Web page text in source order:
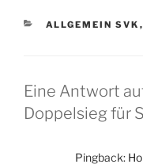
KATEGORIEN
ALLGEMEIN SVK ,
Eine Antwort
Doppelsieg für
Pingback: